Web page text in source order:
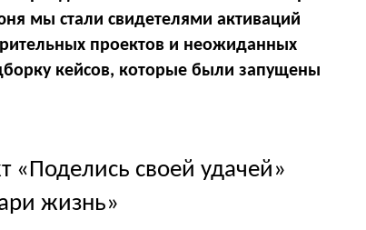
мы стали свидетелями активаций
проектов и неожиданных
кейсов, которые были запущены
«Поделись своей удачей»
жизнь»